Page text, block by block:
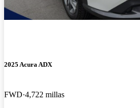
2025 Acura ADX
FWD 4,722 millas